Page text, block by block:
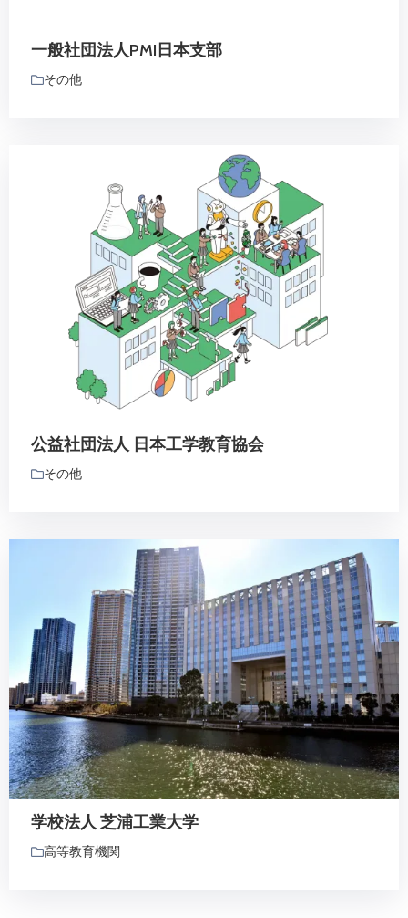
一般社団法人PMI日本支部
その他
公益社団法人 日本工学教育協会
その他
学校法人 芝浦工業大学
高等教育機関